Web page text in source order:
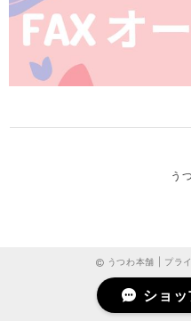
う
うつわ本舗 | プラ
ショ